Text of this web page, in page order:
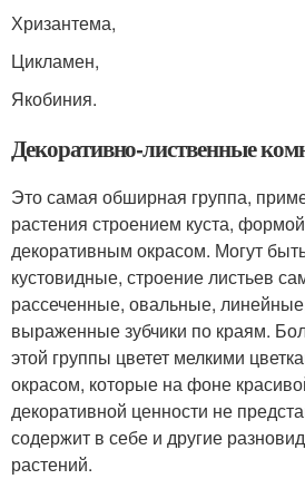
Хризантема,
Цикламен,
Якобиния.
Декоративно-лиственные
Это самая обширная группа,
растения строением куста,
декоративным окрасом. Могут
кустовидные, строение листьев
рассеченные, овальные,
выраженные зубчики по краям.
этой группы цветет мелкими
окрасом, которые на фоне
декоративной ценности не
содержит в себе и другие
растений.